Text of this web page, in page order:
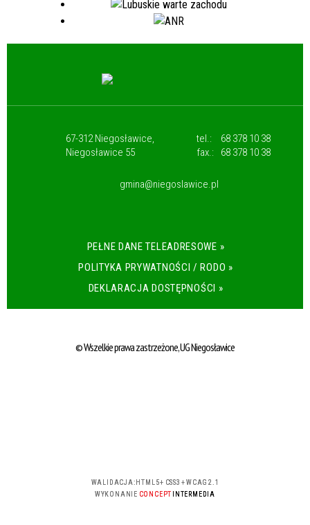
67-312 Niegosławice,
Niegosławice 55
tel.:
68 378 10 38
fax.:
68 378 10 38
gmina@niegoslawice.pl
PEŁNE DANE TELEADRESOWE »
POLITYKA PRYWATNOŚCI / RODO »
DEKLARACJA DOSTĘPNOŚCI »
© Wszelkie prawa zastrzeżone, UG Niegosławice
WALIDACJA: HTML5+ CSS3 +WCAG 2.1
WYKONANIE CONCEPT INTERMEDIA